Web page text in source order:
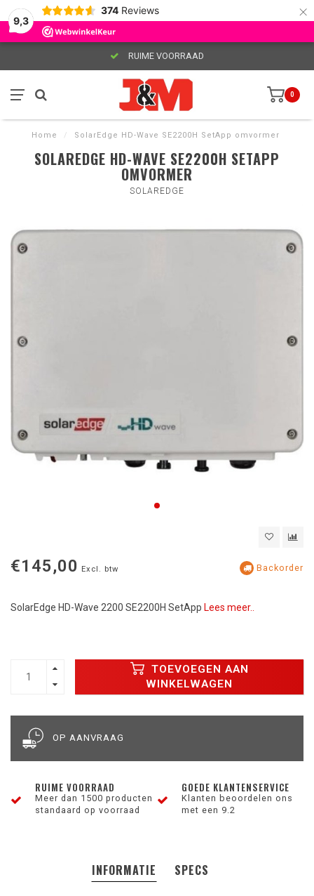
9,3
374 Reviews ×
RUIME VOORRAAD
0
Home / SolarEdge HD-Wave SE2200H SetApp omvormer
SOLAREDGE HD-WAVE SE2200H SETAPP
OMVORMER
SOLAREDGE
€145,00 Excl. btw Backorder
SolarEdge HD-Wave 2200 SE2200H SetApp Lees meer..
TOEVOEGEN AAN
WINKELWAGEN
OP AANVRAAG
RUIME VOORRAAD
Meer dan 1500 producten
standaard op voorraad
GOEDE KLANTENSERVICE
Klanten beoordelen ons
met een 9.2
INFORMATIE SPECS